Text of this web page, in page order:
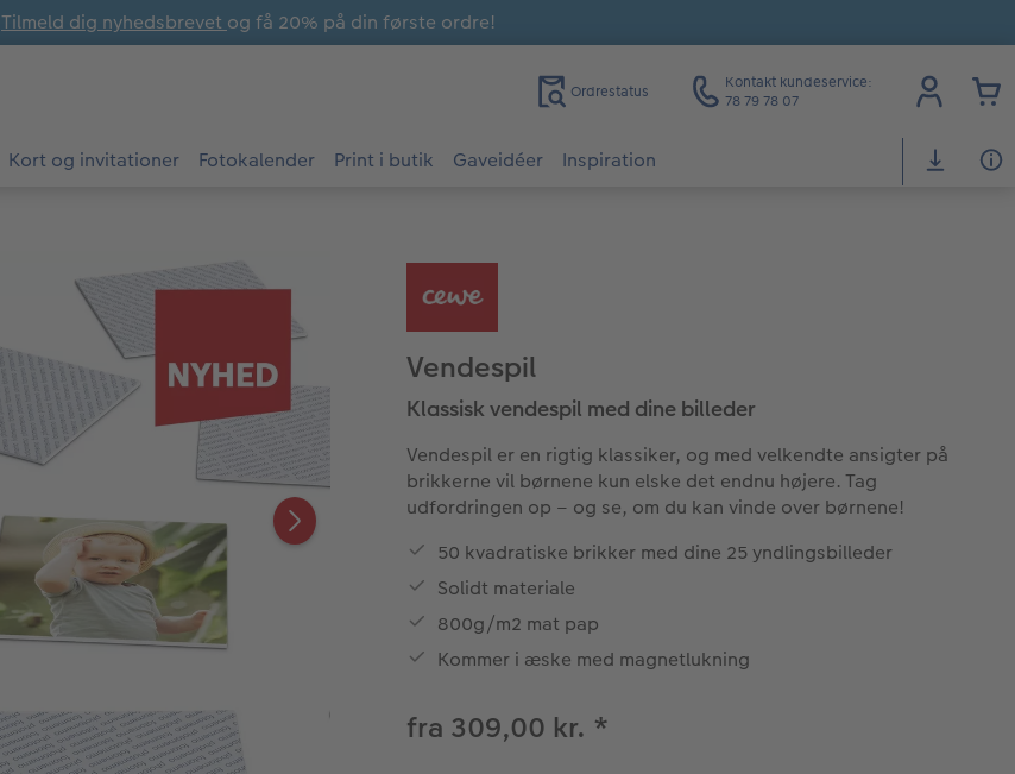
Tilmeld dig nyhedsbrevet og få 20% på din første ordre!
Ordrestatus
Kontakt kundeservice:
78 79 78 07
Kort og invitationer Fotokalender Print i butik Gaveidéer Inspiration
Vendespil
Klassisk vendespil med dine billeder
Vendespil er en rigtig klassiker, og med velkendte ansigter på
brikkerne vil børnene kun elske det endnu højere. Tag
udfordringen op – og se, om du kan vinde over børnene!
50 kvadratiske brikker med dine 25 yndlingsbilleder
Solidt materiale
800g/m2 mat pap
Kommer i æske med magnetlukning
fra 309,00 kr. *